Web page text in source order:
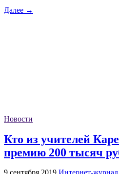
Далее →
Новости
Кто из учителей
премию 200 тысяч